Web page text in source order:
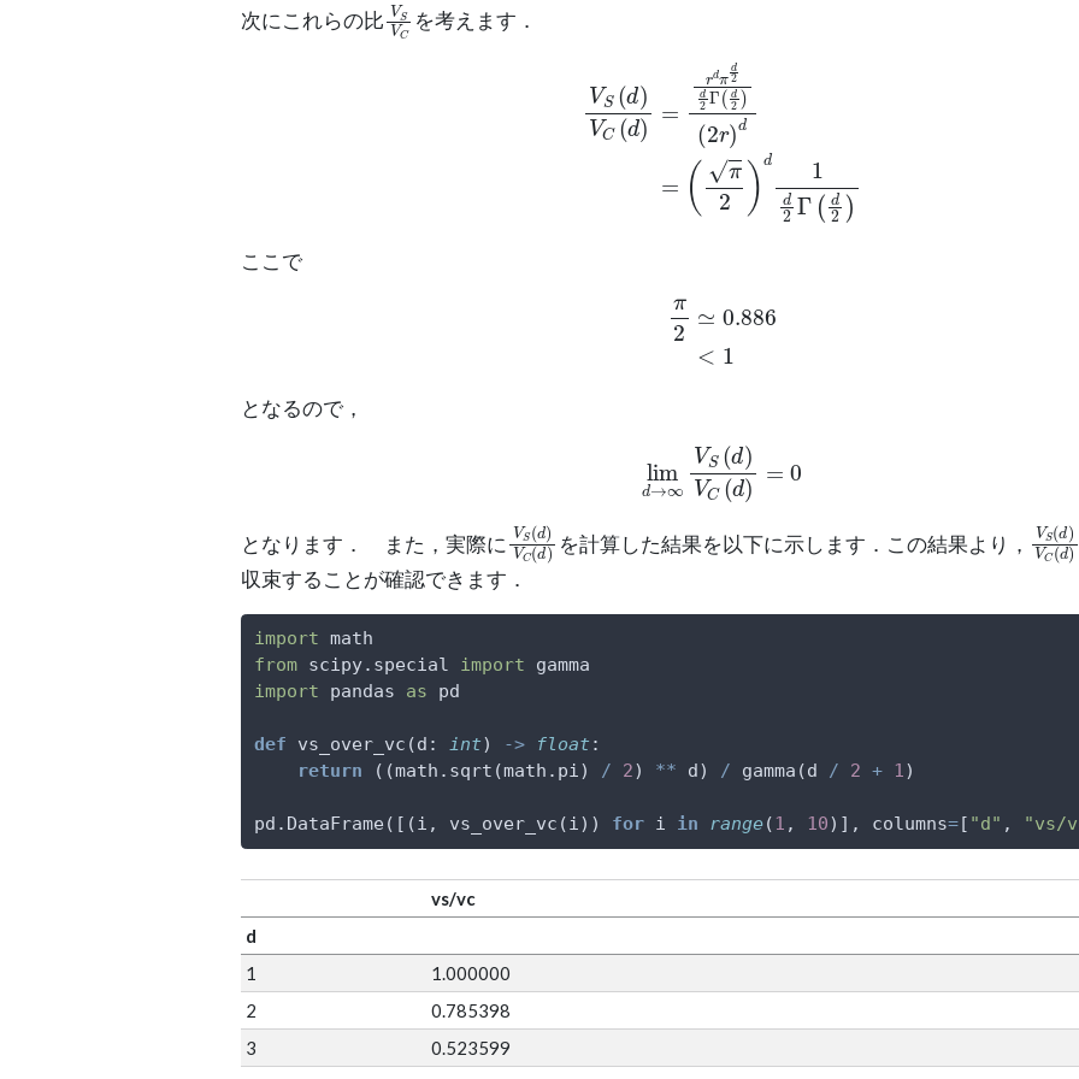
次にこれらの比
VS V C
を考えます．
(d 2
ここで
2≃
となるので，
∞V S(d)
となります． また，実際に
VS(d C( d
を計算した結果を以下に示します．この結果より，
VS(d
収束することが確認できます．
import math
from scipy.special import gamma
import pandas as pd
def vs_over_vc(d: int) -> float :
return ((math.sqrt(math.pi) / 2) ** d) / gamma(d / 2 + 1)
pd.DataFrame([(i, vs_over_vc(i)) for i in range(1 , 10)], columns= [ "d" , "vs/
vs/vc
d
1
1.000000
2
0.785398
3
0.523599